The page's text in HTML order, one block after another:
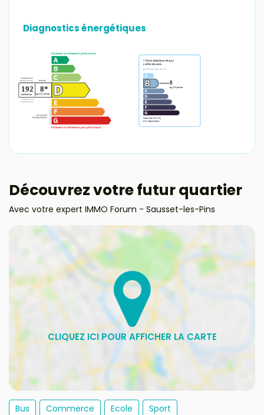
Diagnostics énergétiques
Découvrez votre futur quartier
Avec votre expert IMMO Forum - Sausset-les-Pins
Bus Commerce Ecole
Sport